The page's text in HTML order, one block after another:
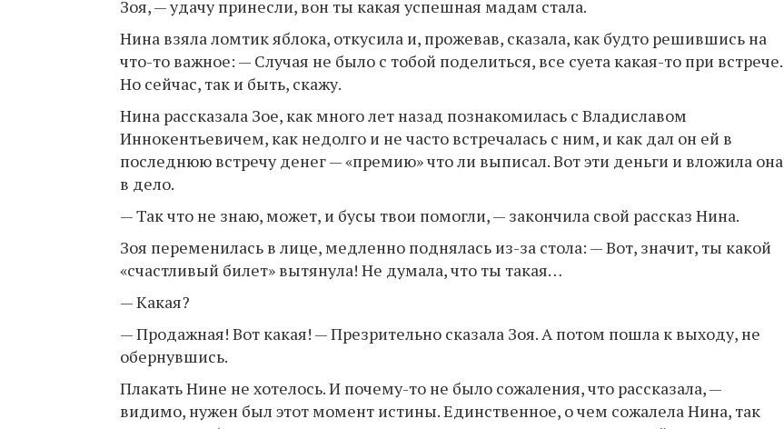
Зоя, — удачу принесли, вон ты какая успешная мадам стала.
Нина взяла ломтик яблока, откусила и, прожевав, сказала, как будто решившись на
что-то важное: — Случая не было с тобой поделиться, все суета какая-то при встрече.
Но сейчас, так и быть, скажу.
Нина рассказала Зое, как много лет назад познакомилась с Владиславом
Иннокентьевичем, как недолго и не часто встречалась с ним, и как дал он ей в
последнюю встречу денег — «премию» что ли выписал. Вот эти деньги и вложила она
в дело.
— Так что не знаю, может, и бусы твои помогли, — закончила свой рассказ Нина.
Зоя переменилась в лице, медленно поднялась из-за стола: — Вот, значит, ты какой
«счастливый билет» вытянула! Не думала, что ты такая…
— Какая?
— Продажная! Вот какая! — Презрительно сказала Зоя. А потом пошла к выходу, не
обернувшись.
Плакать Нине не хотелось. И почему-то не было сожаления, что рассказала, —
видимо, нужен был этот момент истины. Единственное, о чем сожалела Нина, так